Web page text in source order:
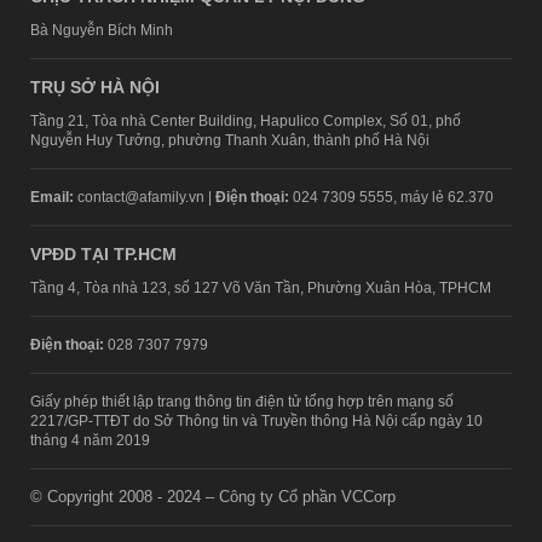
Bà Nguyễn Bích Minh
TRỤ SỞ HÀ NỘI
Tầng 21, Tòa nhà Center Building, Hapulico Complex, Số 01, phố
Nguyễn Huy Tưởng, phường Thanh Xuân, thành phố Hà Nội
Email: contact@afamily.vn | Điện thoại: 024 7309 5555, máy lẻ 62.370
VPĐD TẠI TP.HCM
Tầng 4, Tòa nhà 123, số 127 Võ Văn Tần, Phường Xuân Hòa, TPHCM
Điện thoại: 028 7307 7979
Giấy phép thiết lập trang thông tin điện tử tổng hợp trên mạng số
2217/GP-TTĐT do Sở Thông tin và Truyền thông Hà Nội cấp ngày 10
tháng 4 năm 2019
© Copyright 2008 - 2024 – Công ty Cổ phần VCCorp